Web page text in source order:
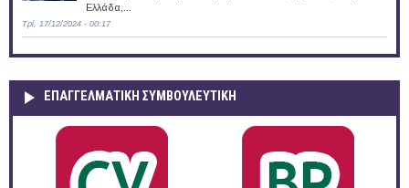
Ελλάδα,...
Τρί, 17/12/2024 - 00:17
ΕΠΑΓΓΕΛΜΑΤΙΚΉ ΣΥΜΒΟΥΛΕΥΤΙΚΉ